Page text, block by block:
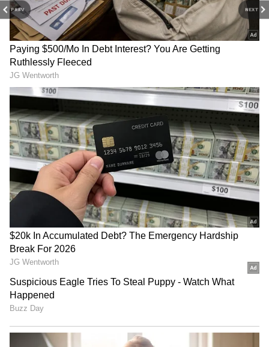
PREV NEXT
3
Image Credit :
దర్శకుడు సుజీత్‌.. పవన్‌కి సినిమా కథని వివరిస్తున్నారు.